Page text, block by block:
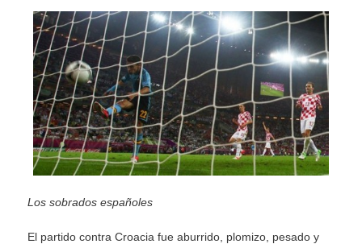
Los sobrados españoles
El partido contra Croacia fue aburrido, plomizo, pesado y